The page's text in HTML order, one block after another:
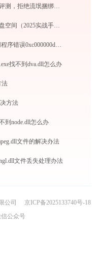
2026装机严选：电脑端音乐播放器评测，拒绝流氓捆绑，还原极致无损心流音质
10个必学的CMD命令：彻底清理C盘空间（2025实战手册）
WPS Office错误报告transerr.exe应用程序错误0xc000000d解决方法
找不到dva.dll怎么办
法
方法
到node.dll怎么办
文件的解决办法
文件丢失处理办法
公司
京ICP备2025133740号-18
信公众号